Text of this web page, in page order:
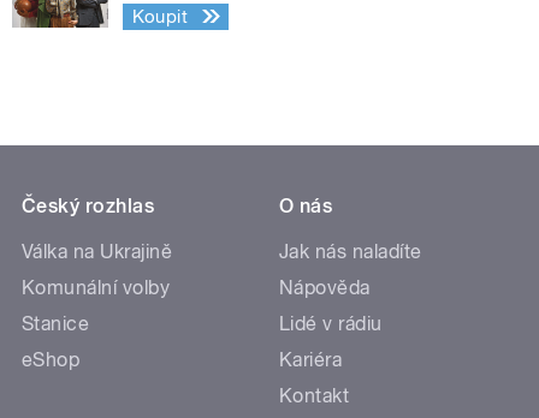
Koupit
Český rozhlas
Válka na Ukrajině
Komunální volby
Stanice
eShop
O nás
Jak nás naladíte
Nápověda
Lidé v rádiu
Kariéra
Kontakt